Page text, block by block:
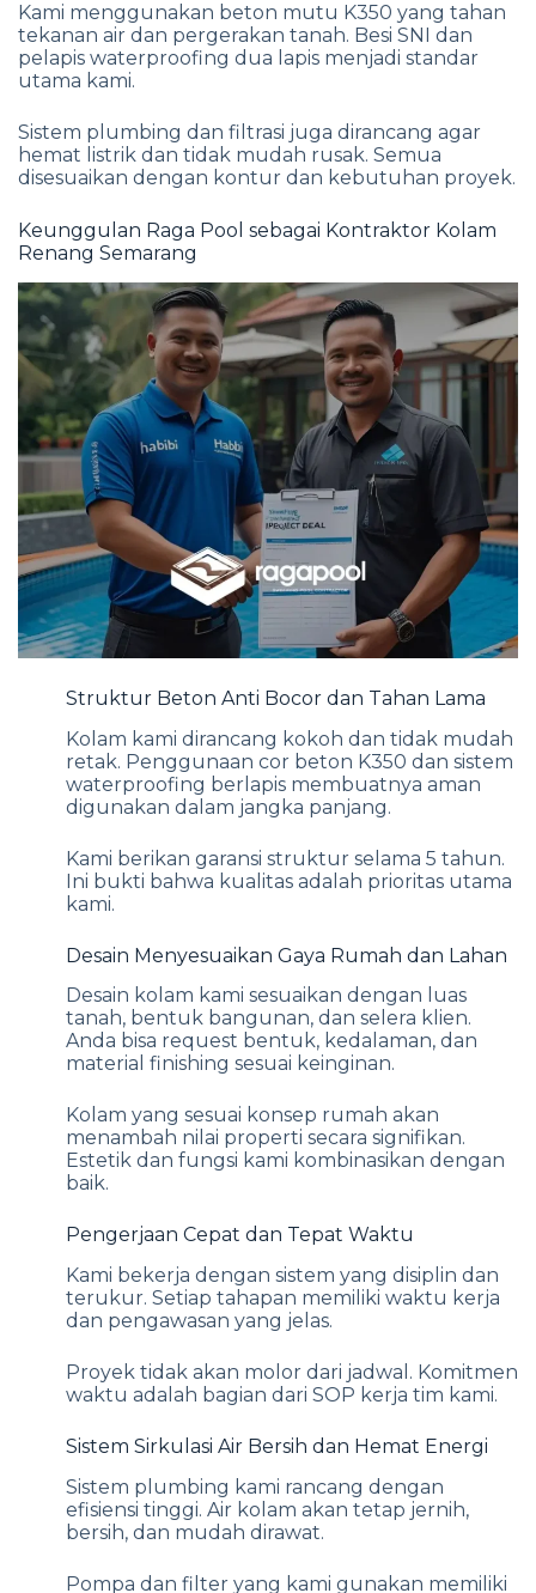
Kami menggunakan beton mutu K350 yang tahan
tekanan air dan pergerakan tanah. Besi SNI dan
pelapis waterproofing dua lapis menjadi standar
utama kami.
Sistem plumbing dan filtrasi juga dirancang agar
hemat listrik dan tidak mudah rusak. Semua
disesuaikan dengan kontur dan kebutuhan proyek.
Keunggulan Raga Pool sebagai Kontraktor Kolam
Renang Semarang
Struktur Beton Anti Bocor dan Tahan Lama
Kolam kami dirancang kokoh dan tidak mudah
retak. Penggunaan cor beton K350 dan sistem
waterproofing berlapis membuatnya aman
digunakan dalam jangka panjang.
Kami berikan garansi struktur selama 5 tahun.
Ini bukti bahwa kualitas adalah prioritas utama
kami.
Desain Menyesuaikan Gaya Rumah dan Lahan
Desain kolam kami sesuaikan dengan luas
tanah, bentuk bangunan, dan selera klien.
Anda bisa request bentuk, kedalaman, dan
material finishing sesuai keinginan.
Kolam yang sesuai konsep rumah akan
menambah nilai properti secara signifikan.
Estetik dan fungsi kami kombinasikan dengan
baik.
Pengerjaan Cepat dan Tepat Waktu
Kami bekerja dengan sistem yang disiplin dan
terukur. Setiap tahapan memiliki waktu kerja
dan pengawasan yang jelas.
Proyek tidak akan molor dari jadwal. Komitmen
waktu adalah bagian dari SOP kerja tim kami.
Sistem Sirkulasi Air Bersih dan Hemat Energi
Sistem plumbing kami rancang dengan
efisiensi tinggi. Air kolam akan tetap jernih,
bersih, dan mudah dirawat.
Pompa dan filter yang kami gunakan memiliki